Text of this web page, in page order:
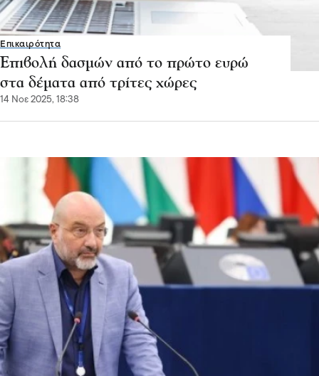
Επικαιρότητα
Επιβολή δασμών από το πρώτο ευρώ
στα δέματα από τρίτες χώρες
14 Νοε 2025, 18:38